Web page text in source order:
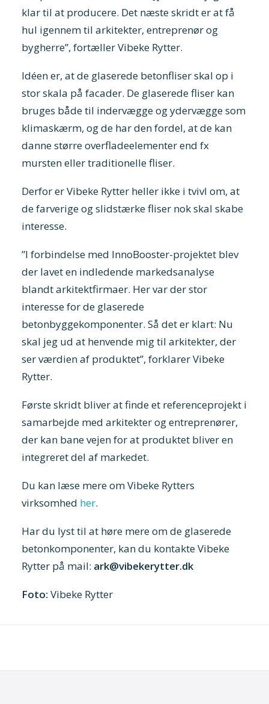
klar til at producere. Det næste skridt er at få
hul igennem til arkitekter, entreprenør og
bygherre”, fortæller Vibeke Rytter.
Idéen er, at de glaserede betonfliser skal op i
stor skala på facader. De glaserede fliser kan
bruges både til indervægge og ydervægge som
klimaskærm, og de har den fordel, at de kan
danne større overfladeelementer end fx
mursten eller traditionelle fliser.
Derfor er Vibeke Rytter heller ikke i tvivl om, at
de farverige og slidstærke fliser nok skal skabe
interesse.
”I forbindelse med InnoBooster-projektet blev
der lavet en indledende markedsanalyse
blandt arkitektfirmaer. Her var der stor
interesse for de glaserede
betonbyggekomponenter. Så det er klart: Nu
skal jeg ud at henvende mig til arkitekter, der
ser værdien af produktet”, forklarer Vibeke
Rytter.
Første skridt bliver at finde et referenceprojekt i
samarbejde med arkitekter og entreprenører,
der kan bane vejen for at produktet bliver en
integreret del af markedet.
Du kan læse mere om Vibeke Rytters
virksomhed her.
Har du lyst til at høre mere om de glaserede
betonkomponenter, kan du kontakte Vibeke
Rytter på mail: ark@vibekerytter.dk
Foto: Vibeke Rytter